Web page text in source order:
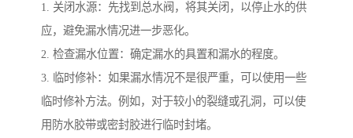
1. 关闭水源：先找到总水阀，将其关闭，以停止水的供
应，避免漏水情况进一步恶化。
2. 检查漏水位置：确定漏水的具置和漏水的程度。
3. 临时修补：如果漏水情况不是很严重，可以使用一些
临时修补方法。例如，对于较小的裂缝或孔洞，可以使
用防水胶带或密封胶进行临时封堵。